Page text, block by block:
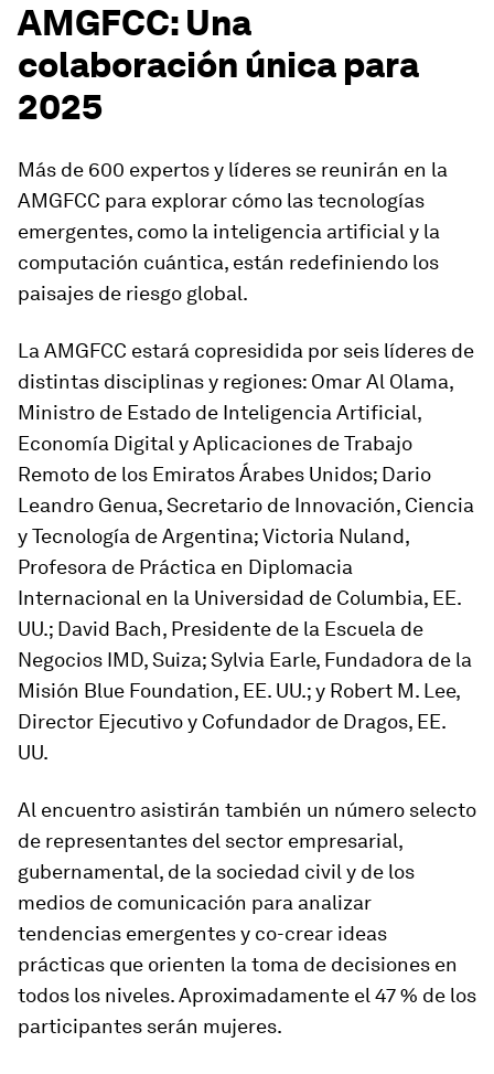
AMGFCC: Una
colaboración única para
2025
Más de 600 expertos y líderes se reunirán en la
AMGFCC para explorar cómo las tecnologías
emergentes, como la inteligencia artificial y la
computación cuántica, están redefiniendo los
paisajes de riesgo global.
La AMGFCC estará copresidida por seis líderes de
distintas disciplinas y regiones: Omar Al Olama,
Ministro de Estado de Inteligencia Artificial,
Economía Digital y Aplicaciones de Trabajo
Remoto de los Emiratos Árabes Unidos; Dario
Leandro Genua, Secretario de Innovación, Ciencia
y Tecnología de Argentina;Victoria Nuland,
Profesora de Práctica en Diplomacia
Internacional en la Universidad de Columbia, EE.
UU.; David Bach, Presidente de la Escuela de
Negocios IMD, Suiza;Sylvia Earle, Fundadora de la
Misión Blue Foundation, EE. UU.; y Robert M. Lee,
Director Ejecutivo y Cofundador de Dragos, EE.
UU.
Al encuentro asistirán también un número selecto
de representantes del sector empresarial,
gubernamental, de la sociedad civil y de los
medios de comunicación para analizar
tendencias emergentes y co-crear ideas
prácticas que orienten la toma de decisiones en
todos los niveles. Aproximadamente el 47 % de los
participantes serán mujeres.